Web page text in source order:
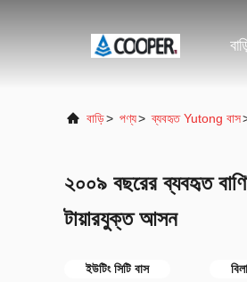
বাড়ি> পণ্য> ব্যবহৃত Yutong বাস
২০০৯ বছরের ব্যবহৃত
টায়ারযুক্ত আসন
ইউটিং সিটি বাস